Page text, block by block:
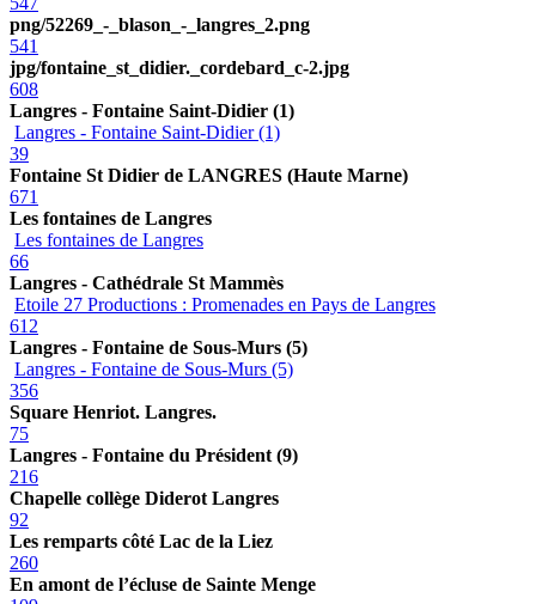
png/52269_-_blason_-_langres_2.png
541
jpg/fontaine_st_didier._cordebard_c-2.jpg
608
Langres - Fontaine Saint-Didier (1)
Langres - Fontaine Saint-Didier (1)
39
Fontaine St Didier de LANGRES (Haute Marne)
671
Les fontaines de Langres
Les fontaines de Langres
66
Langres - Cathédrale St Mammès
Etoile 27 Productions : Promenades en Pays de Langres
612
Langres - Fontaine de Sous-Murs (5)
Langres - Fontaine de Sous-Murs (5)
356
Square Henriot. Langres.
75
Langres - Fontaine du Président (9)
216
Chapelle collège Diderot Langres
92
Les remparts côté Lac de la Liez
260
En amont de l’écluse de Sainte Menge